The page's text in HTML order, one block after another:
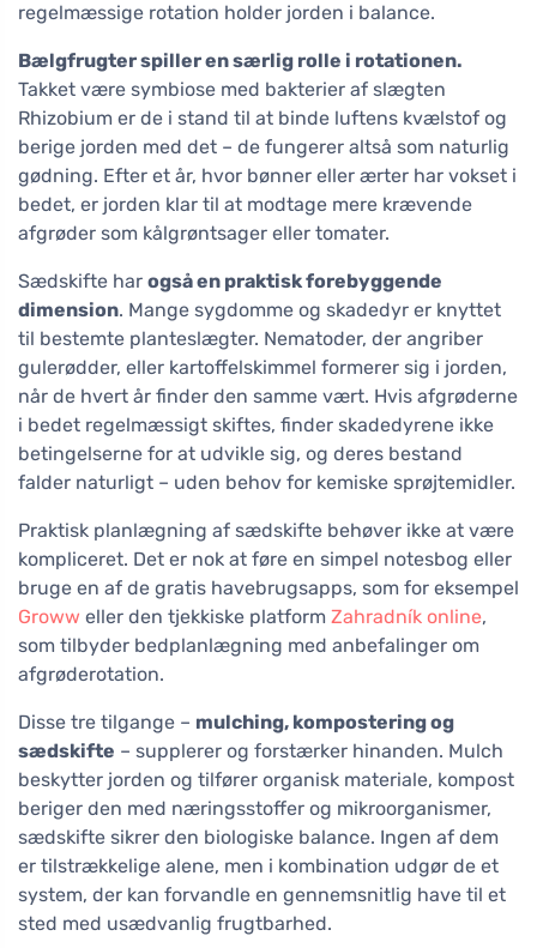
regelmæssige rotation holder jorden i balance.
Bælgfrugter spiller en særlig rolle i rotationen.
Takket være symbiose med bakterier af slægten
Rhizobium er de i stand til at binde luftens kvælstof og
berige jorden med det – de fungerer altså som naturlig
gødning. Efter et år, hvor bønner eller ærter har vokset i
bedet, er jorden klar til at modtage mere krævende
afgrøder som kålgrøntsager eller tomater.
Sædskifte har også en praktisk forebyggende
dimension. Mange sygdomme og skadedyr er knyttet
til bestemte planteslægter. Nematoder, der angriber
gulerødder, eller kartoffelskimmel formerer sig i jorden,
når de hvert år finder den samme vært. Hvis afgrøderne
i bedet regelmæssigt skiftes, finder skadedyrene ikke
betingelserne for at udvikle sig, og deres bestand
falder naturligt – uden behov for kemiske sprøjtemidler.
Praktisk planlægning af sædskifte behøver ikke at være
kompliceret. Det er nok at føre en simpel notesbog eller
bruge en af de gratis havebrugsapps, som for eksempel
Groww eller den tjekkiske platform Zahradník online,
som tilbyder bedplanlægning med anbefalinger om
afgrøderotation.
Disse tre tilgange – mulching, kompostering og
sædskifte – supplerer og forstærker hinanden. Mulch
beskytter jorden og tilfører organisk materiale, kompost
beriger den med næringsstoffer og mikroorganismer,
sædskifte sikrer den biologiske balance. Ingen af dem
er tilstrækkelige alene, men i kombination udgør de et
system, der kan forvandle en gennemsnitlig have til et
sted med usædvanlig frugtbarhed.